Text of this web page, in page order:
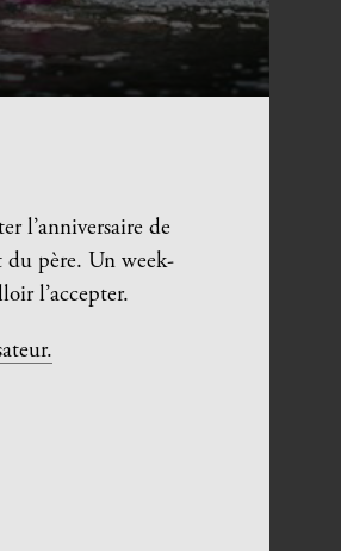
l’anniversaire de
du père. Un week-
l’accepter.